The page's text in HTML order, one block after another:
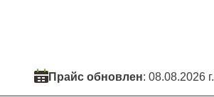
Прайс обновлен: 08.08.2026 г.